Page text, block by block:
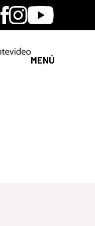
Facebook
Instagram
Youtube
MENÚ